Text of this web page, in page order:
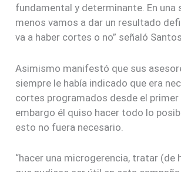
fundamental y determinante. En una
menos vamos a dar un resultado
va a haber cortes o no” señaló
Asimismo manifestó que sus
siempre le había indicado que era
cortes programados desde el
embargo él quiso hacer todo lo
esto no fuera necesario.
“hacer una microgerencia, tratar (de